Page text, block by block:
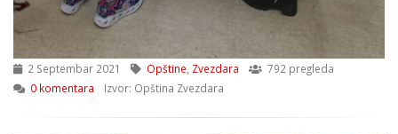
2 Septembar 2021 Opštine Zvezdara
792 pregleda
0 komentara
Izvor: Opština Zvezdara